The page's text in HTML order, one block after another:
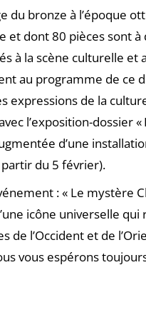
du bronze à l’époque
et dont 80 pièces sont à
à la scène culturelle et
au programme de ce
expressions de la
l’exposition-dossier «
d’une
du 5 février).
: « Le mystère
icône universelle qui
de l’Occident et de
vous espérons